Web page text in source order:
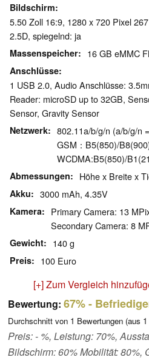
Bildschirm
5.50 Zoll 16:9, 1280 x 720 Pixel
2.5D, spiegelnd: ja
Massenspeicher 16 GB eMMC
Anschlüsse
1 USB 2.0, Audio Anschlüsse:
Reader: microSD up to 32GB,
Sensor, Gravity Sensor
Netzwerk
802.11a/b/g/n (a/b/g/n
GSM：B5(850)/
WCDMA:B5(850)/
Abmessungen Höhe x Breite x
Akku 3000 mAh, 4.35V
Kamera
Primary Camera: 13
Secondary Camera: 8
Gewicht 140 g
Preis 100 Euro
[+] Zum Vergleich
Bewertung: 67%-
Durchschnitt von 1 Bewertungen (aus 1
Preis: - %, Leistung: 70%,
Bildschirm: 60% Mobilität: 80%,